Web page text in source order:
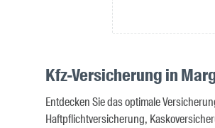
Kfz-Versicherung in
Entdecken Sie das optimale
Haftpflichtversicherung,